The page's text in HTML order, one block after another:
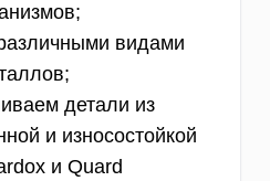
видами
детали из
и износостойкой
и Quard